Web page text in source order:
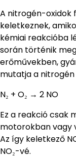
A nitrogén-oxidok
keletkeznek,
kémiai reakcióba
során történik
erőművekben,
mutatja a nitrogén
N₂ + O₂ → 2 NO
Ez a reakció csak
motorokban vagy
Az így keletkező
NO₂-vé.